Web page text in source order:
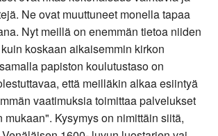
Ne ovat muuttuneet monella tapaa
Nyt meillä on enemmän tietoa niiden
koskaan aikaisemmin kirkon
papiston koulutustaso on
että meilläkin alkaa esiintyä
vaatimuksia toimittaa palvelukset
Kysymys on nimittäin siitä,